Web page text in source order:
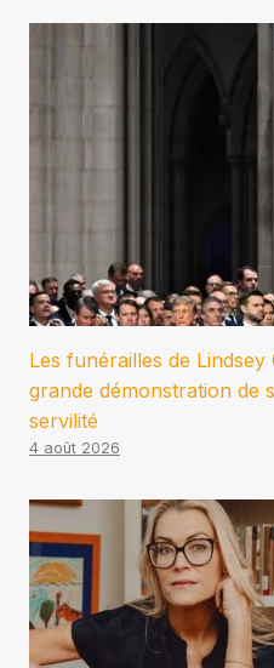
Les funérailles de
grande démonstration de
servilité
4 août 2026